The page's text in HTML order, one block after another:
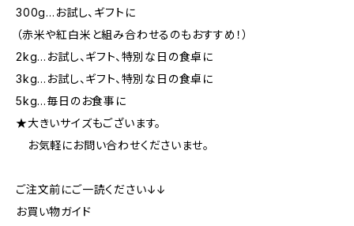
300g…お試し、ギフトに
（赤米や紅白米と組み合わせるのもおすすめ！）
2kg…お試し、ギフト、特別な日の食卓に
3kg…お試し、ギフト、特別な日の食卓に
5kg…毎日のお食事に
★大きいサイズもございます。
お気軽にお問い合わせくださいませ。
ご注文前にご一読ください↓↓
お買い物ガイド